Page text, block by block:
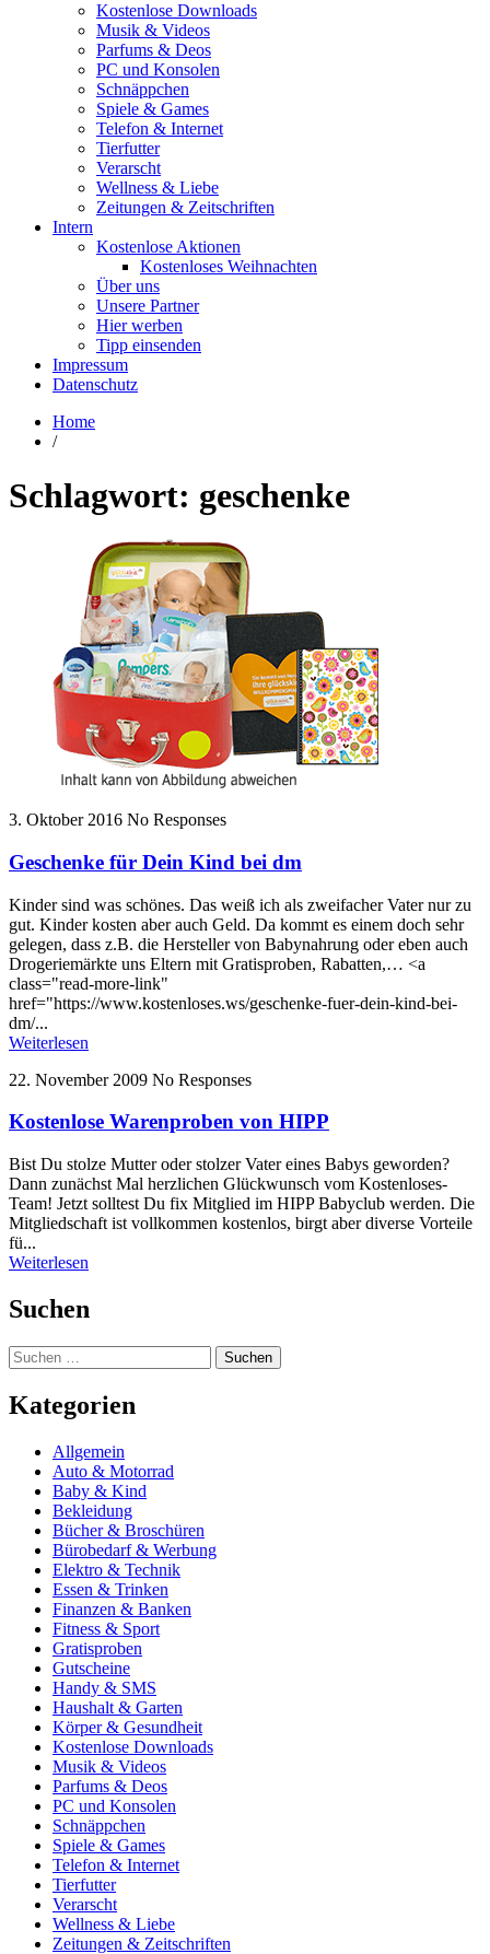
Kostenlose Downloads
Musik & Videos
Parfums & Deos
PC und Konsolen
Schnäppchen
Spiele & Games
Telefon & Internet
Tierfutter
Verarscht
Wellness & Liebe
Zeitungen & Zeitschriften
Intern
Kostenlose Aktionen
Kostenloses Weihnachten
Über uns
Unsere Partner
Hier werben
Tipp einsenden
Impressum
Datenschutz
Home
/
Schlagwort: geschenke
3. Oktober 2016 No Responses
Geschenke für Dein Kind bei dm
Kinder sind was schönes. Das weiß ich als zweifacher Vater nur zu
gut. Kinder kosten aber auch Geld. Da kommt es einem doch sehr
gelegen, dass z.B. die Hersteller von Babynahrung oder eben auch
Drogeriemärkte uns Eltern mit Gratisproben, Rabatten,… <a
class="read-more-link"
href="https://www.kostenloses.ws/geschenke-fuer-dein-kind-bei-
dm/...
Weiterlesen
22. November 2009 No Responses
Kostenlose Warenproben von HIPP
Bist Du stolze Mutter oder stolzer Vater eines Babys geworden?
Dann zunächst Mal herzlichen Glückwunsch vom Kostenloses-
Team! Jetzt solltest Du fix Mitglied im HIPP Babyclub werden. Die
Mitgliedschaft ist vollkommen kostenlos, birgt aber diverse Vorteile
fü...
Weiterlesen
Suchen
Suchen
nach:
Kategorien
Allgemein
Auto & Motorrad
Baby & Kind
Bekleidung
Bücher & Broschüren
Bürobedarf & Werbung
Elektro & Technik
Essen & Trinken
Finanzen & Banken
Fitness & Sport
Gratisproben
Gutscheine
Handy & SMS
Haushalt & Garten
Körper & Gesundheit
Kostenlose Downloads
Musik & Videos
Parfums & Deos
PC und Konsolen
Schnäppchen
Spiele & Games
Telefon & Internet
Tierfutter
Verarscht
Wellness & Liebe
Zeitungen & Zeitschriften